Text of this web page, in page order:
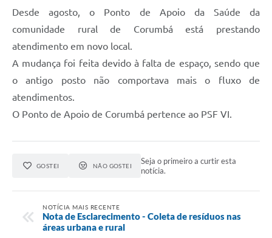
Desde agosto, o Ponto de Apoio da Saúde da
comunidade rural de Corumbá está prestando
atendimento em novo local.
A mudança foi feita devido à falta de espaço, sendo que
o antigo posto não comportava mais o fluxo de
atendimentos.
O Ponto de Apoio de Corumbá pertence ao PSF VI.
GOSTEI NÃO GOSTEI
Seja o primeiro a curtir esta
notícia.
NOTÍCIA MAIS RECENTE
Nota de Esclarecimento - Coleta de resíduos nas
áreas urbana e rural